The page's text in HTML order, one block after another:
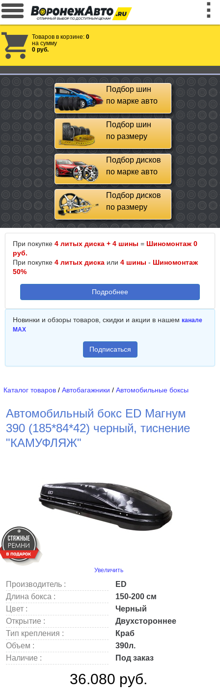
Товаров в корзине: 0
на сумму
0 руб.
Подбор шин
по марке авто
Подбор шин
по размеру
Подбор дисков
по марке авто
Подбор дисков
по размеру
При покупке 4 литых диска + 4 шины = Шиномонтаж 0
руб.
При покупке 4 литых диска или 4 шины - Шиномонтаж
50%
Подробнее
Новинки и обзоры товаров, скидки и акции в нашем канале
MAX
Подписаться
Каталог товаров / Автобагажники / Автомобильные боксы
Автомобильный бокс ED Магнум
390 (185*84*42) черный, тиснение
"КАМУФЛЯЖ"
Увеличить
Производитель :
ED
Длина бокса :
150-200 см
Цвет :
Черный
Открытие :
Двухстороннее
Тип крепления :
Краб
Объем :
390л.
Наличие :
Под заказ
36.080 руб.